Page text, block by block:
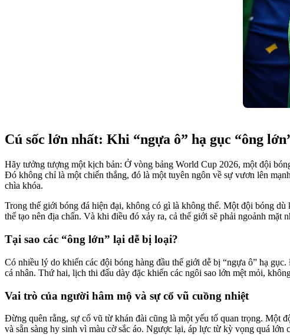
Cú sốc lớn nhất: Khi “ngựa ô” hạ gục “ông
Hãy tưởng tượng một kịch bản: Ở vòng bảng World Cup 2026, một đội
Đó không chỉ là một chiến thắng, đó là một tuyên ngôn về sự vươn lên
chìa khóa.
Trong thế giới bóng đá hiện đại, không có gì là không thể. Một đội bóng
thể tạo nên địa chấn. Và khi điều đó xảy ra, cả thế giới sẽ phải ngoảnh
Tại sao các “ông lớn” lại dễ bị loại?
Có nhiều lý do khiến các đội bóng hàng đầu thế giới dễ bị “ngựa ô” hạ
cá nhân. Thứ hai, lịch thi đấu dày đặc khiến các ngôi sao lớn mệt mỏi,
Vai trò của người hâm mộ và sự cổ vũ cuồng nhiệt
Đừng quên rằng, sự cổ vũ từ khán đài cũng là một yếu tố quan trọng. Một
và sẵn sàng hy sinh vì màu cờ sắc áo. Ngược lại, áp lực từ kỳ vọng quá lớn